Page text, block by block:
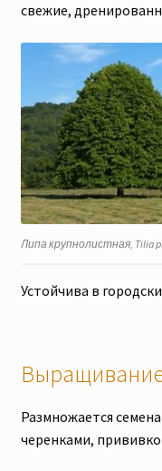
свежие,
Липа крупнолистная, Tilia
Устойчива в
Размножается
черенками,